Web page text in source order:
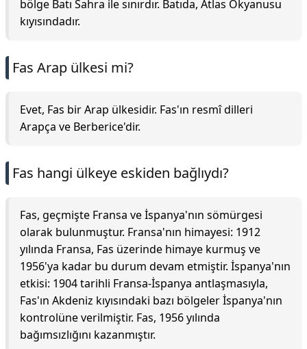
bölge Batı Sahra ile sınırdır. Batıda, Atlas Okyanusu
kıyısındadır.
Fas Arap ülkesi mi?
Evet, Fas bir Arap ülkesidir. Fas'ın resmî dilleri
Arapça ve Berberice'dir.
Fas hangi ülkeye eskiden bağlıydı?
Fas, geçmişte Fransa ve İspanya'nın sömürgesi
olarak bulunmuştur. Fransa'nın himayesi: 1912
yılında Fransa, Fas üzerinde himaye kurmuş ve
1956'ya kadar bu durum devam etmiştir. İspanya'nın
etkisi: 1904 tarihli Fransa-İspanya antlaşmasıyla,
Fas'ın Akdeniz kıyısındaki bazı bölgeler İspanya'nın
kontrolüne verilmiştir. Fas, 1956 yılında
bağımsızlığını kazanmıştır.